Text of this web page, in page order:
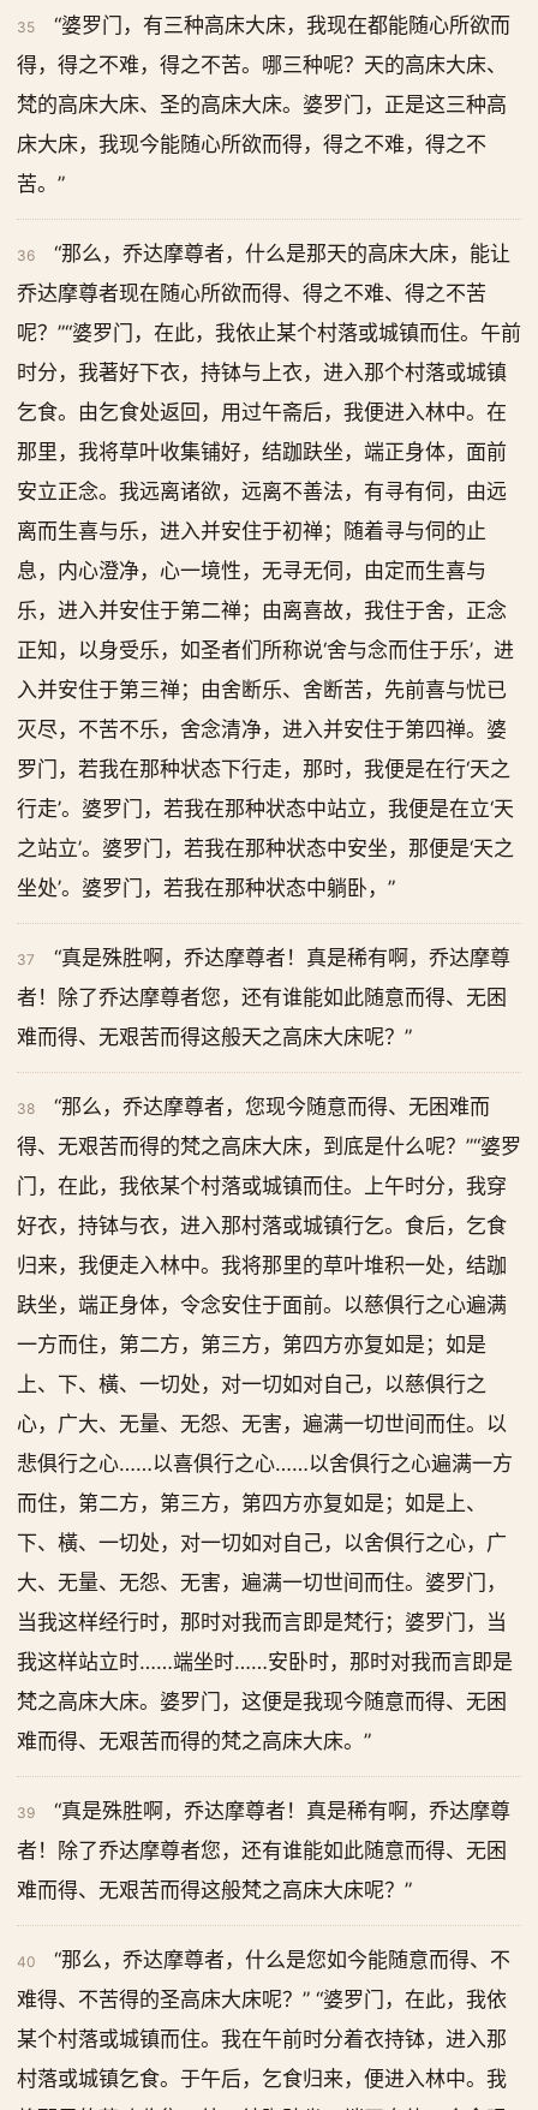
35
“婆罗门，有三种高床大床，我现在都能随心所欲而
得，得之不难，得之不苦。哪三种呢？天的高床大床、
梵的高床大床、圣的高床大床。婆罗门，正是这三种高
床大床，我现今能随心所欲而得，得之不难，得之不
苦。”
36
“那么，乔达摩尊者，什么是那天的高床大床，能让
乔达摩尊者现在随心所欲而得、得之不难、得之不苦
呢？”“婆罗门，在此，我依止某个村落或城镇而住。午前
时分，我著好下衣，持钵与上衣，进入那个村落或城镇
乞食。由乞食处返回，用过午斋后，我便进入林中。在
那里，我将草叶收集铺好，结跏趺坐，端正身体，面前
安立正念。我远离诸欲，远离不善法，有寻有伺，由远
离而生喜与乐，进入并安住于初禅；随着寻与伺的止
息，内心澄净，心一境性，无寻无伺，由定而生喜与
乐，进入并安住于第二禅；由离喜故，我住于舍，正念
正知，以身受乐，如圣者们所称说‘舍与念而住于乐’，进
入并安住于第三禅；由舍断乐、舍断苦，先前喜与忧已
灭尽，不苦不乐，舍念清净，进入并安住于第四禅。婆
罗门，若我在那种状态下行走，那时，我便是在行‘天之
行走’。婆罗门，若我在那种状态中站立，我便是在立‘天
之站立’。婆罗门，若我在那种状态中安坐，那便是‘天之
坐处’。婆罗门，若我在那种状态中躺卧，”
37
“真是殊胜啊，乔达摩尊者！真是稀有啊，乔达摩尊
者！除了乔达摩尊者您，还有谁能如此随意而得、无困
难而得、无艰苦而得这般天之高床大床呢？”
38
“那么，乔达摩尊者，您现今随意而得、无困难而
得、无艰苦而得的梵之高床大床，到底是什么呢？”“婆罗
门，在此，我依某个村落或城镇而住。上午时分，我穿
好衣，持钵与衣，进入那村落或城镇行乞。食后，乞食
归来，我便走入林中。我将那里的草叶堆积一处，结跏
趺坐，端正身体，令念安住于面前。以慈俱行之心遍满
一方而住，第二方，第三方，第四方亦复如是；如是
上、下、橫、一切处，对一切如对自己，以慈俱行之
心，广大、无量、无怨、无害，遍满一切世间而住。以
悲俱行之心……以喜俱行之心……以舍俱行之心遍满一方
而住，第二方，第三方，第四方亦复如是；如是上、
下、橫、一切处，对一切如对自己，以舍俱行之心，广
大、无量、无怨、无害，遍满一切世间而住。婆罗门，
当我这样经行时，那时对我而言即是梵行；婆罗门，当
我这样站立时……端坐时……安卧时，那时对我而言即是
梵之高床大床。婆罗门，这便是我现今随意而得、无困
难而得、无艰苦而得的梵之高床大床。”
39
“真是殊胜啊，乔达摩尊者！真是稀有啊，乔达摩尊
者！除了乔达摩尊者您，还有谁能如此随意而得、无困
难而得、无艰苦而得这般梵之高床大床呢？”
40
“那么，乔达摩尊者，什么是您如今能随意而得、不
难得、不苦得的圣高床大床呢？” “婆罗门，在此，我依
某个村落或城镇而住。我在午前时分着衣持钵，进入那
村落或城镇乞食。于午后，乞食归来，便进入林中。我